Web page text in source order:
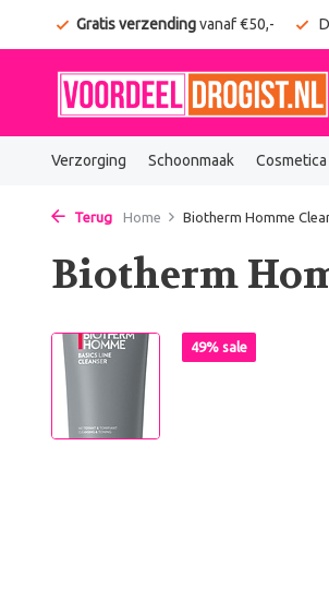
Gratis verzendingvanaf €50,-
Verzorging Schoonmaak Cosmetica
Terug Home Biotherm Homme
Biotherm
49% sale